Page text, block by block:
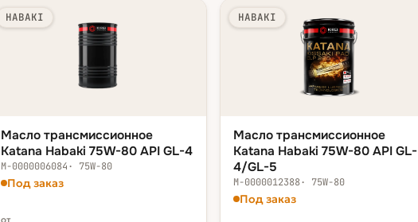
HABAKI
Масло трансмиссионное
Katana Habaki 75W-80 API GL-4
М-0000006084· 75W-80
Под заказ
от
HABAKI
Масло трансмиссионное
Katana Habaki 75W-80 API GL-
4/GL-5
М-0000012388· 75W-80
Под заказ